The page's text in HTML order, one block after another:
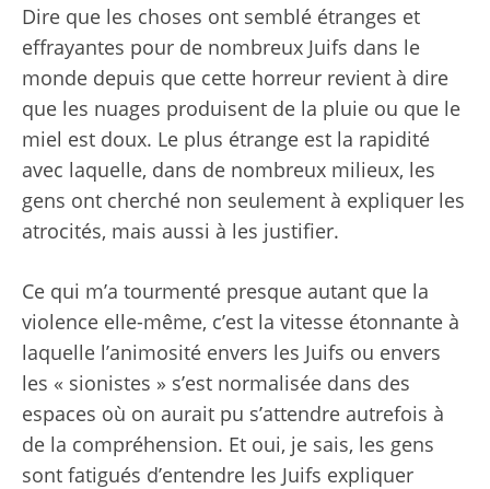
Dire que les choses ont semblé étranges et
effrayantes pour de nombreux Juifs dans le
monde depuis que cette horreur revient à dire
que les nuages ​​produisent de la pluie ou que le
miel est doux. Le plus étrange est la rapidité
avec laquelle, dans de nombreux milieux, les
gens ont cherché non seulement à expliquer les
atrocités, mais aussi à les justifier.
Ce qui m’a tourmenté presque autant que la
violence elle-même, c’est la vitesse étonnante à
laquelle l’animosité envers les Juifs ou envers
les « sionistes » s’est normalisée dans des
espaces où on aurait pu s’attendre autrefois à
de la compréhension. Et oui, je sais, les gens
sont fatigués d’entendre les Juifs expliquer